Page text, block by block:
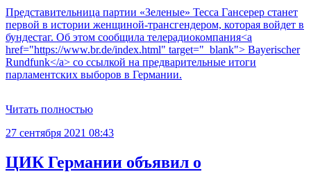
Представительница партии «Зеленые» Тесса Гансерер станет
первой в истории женщиной-трансгендером, которая войдет в
бундестаг. Об этом сообщила телерадиокомпания<a
href="https://www.br.de/index.html" target="_blank"> Bayerischer
Rundfunk</a> со ссылкой на предварительные итоги
парламентских выборов в Германии.
Читать полностью
27 сентября 2021 08:43
ЦИК Германии объявил о